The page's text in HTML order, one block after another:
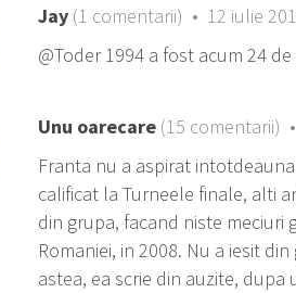
Jay (1 comentarii) • 12 iulie
@Toder 1994 a fost acum 24 de
Unu oarecare (15 comentarii)
Franta nu a aspirat
calificat la Turneele finale, alti
din grupa, facand niste meciuri
Romaniei, in 2008. Nu a iesit
astea, ea scrie din auzite,